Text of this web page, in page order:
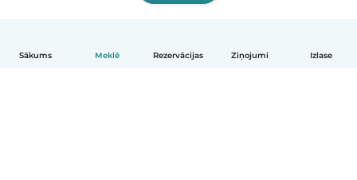
Sākums Meklē Rezervācijas Ziņojumi Izlase